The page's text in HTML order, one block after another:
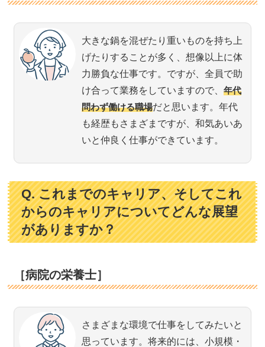
大きな鍋を混ぜたり重いものを持ち上
げたりすることが多く、想像以上に体
力勝負な仕事です。ですが、全員で助
け合って業務をしていますので、年代
問わず働ける職場だと思います。年代
も経歴もさまざまですが、和気あいあ
いと仲良く仕事ができています。
Q. これまでのキャリア、そしてこれ
からのキャリアについてどんな展望
がありますか？
［病院の栄養士］
さまざまな環境で仕事をしてみたいと
思っています。将来的には、小規模・